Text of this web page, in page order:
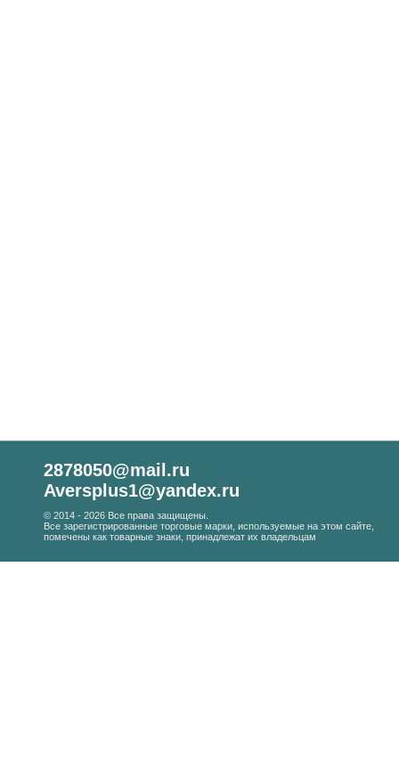
2878050@mail.ru
Aversplus1@yandex.ru
© 2014 - 2026 Все права защищены.
Все зарегистрированные торговые марки, используемые на этом сайте,
помечены как товарные знаки, принадлежат их владельцам